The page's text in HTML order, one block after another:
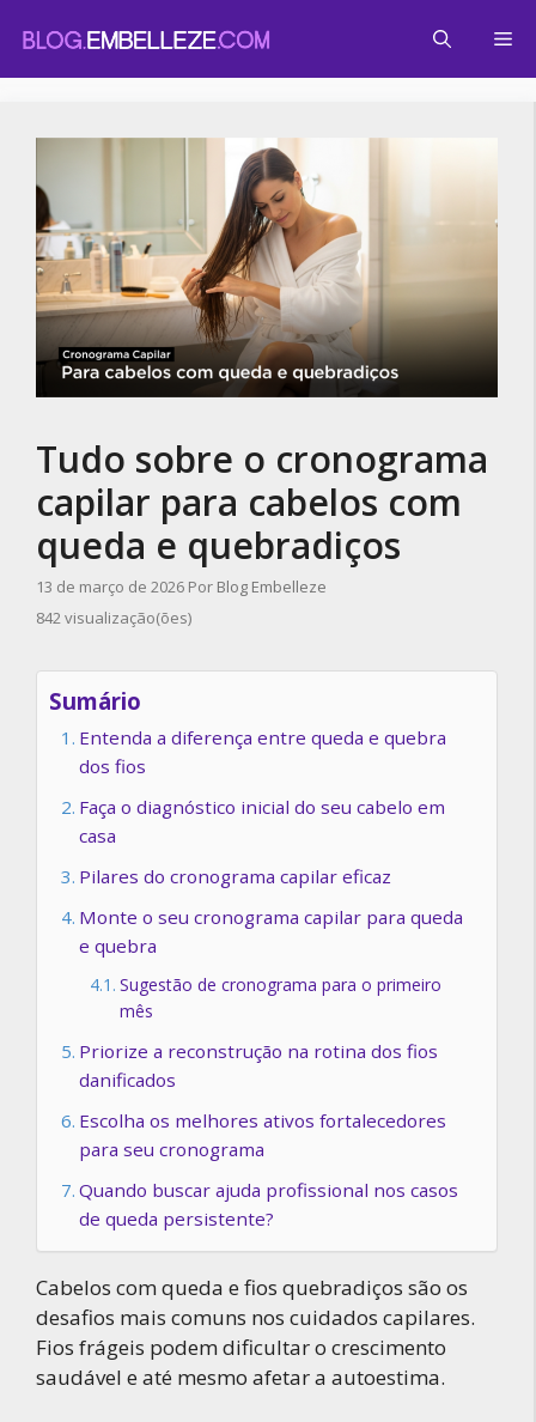
para
o
Tudo sobre o cronograma
capilar para cabelos com
queda e quebradiços
13 de março de 2026 Por Blog Embelleze
842 visualização(ões)
Sumário
Entenda a diferença entre queda e quebra
dos fios
Faça o diagnóstico inicial do seu cabelo em
casa
Pilares do cronograma capilar eficaz
Monte o seu cronograma capilar para queda
e quebra
Sugestão de cronograma para o primeiro
mês
Priorize a reconstrução na rotina dos fios
danificados
Escolha os melhores ativos fortalecedores
para seu cronograma
Quando buscar ajuda profissional nos casos
de queda persistente?
Cabelos com queda e fios quebradiços são os
desafios mais comuns nos cuidados capilares.
Fios frágeis podem dificultar o crescimento
saudável e até mesmo afetar a autoestima.